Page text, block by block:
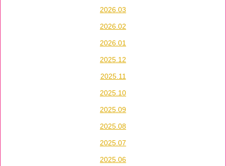
2026.03
2026.02
2026.01
2025.12
2025.11
2025.10
2025.09
2025.08
2025.07
2025.06